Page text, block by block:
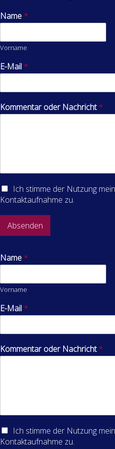
Name *
Vorname
E-Mail *
Kommentar oder Nachricht*
Ich stimme der Nutzung
Kontaktaufnahme zu.
Absenden
Name *
Vorname
E-Mail *
Kommentar oder Nachricht*
Ich stimme der Nutzung
Kontaktaufnahme zu.